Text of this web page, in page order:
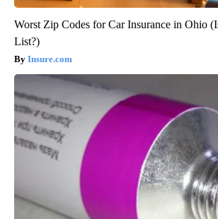
Worst Zip Codes for Car Insurance in Ohio
List?)
Insure.com